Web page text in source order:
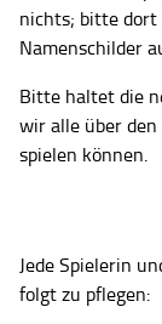
nichts; bitte
Namenschilder
Bitte haltet die
wir alle über
spielen können.
Jede Spielerin
folgt zu pflegen: